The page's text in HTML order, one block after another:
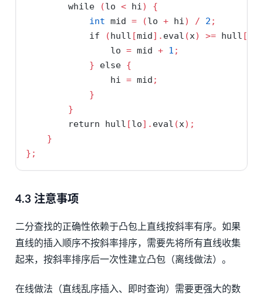
while
(lo < hi)
{
int mid = (lo + hi) / 2 ;
if
(hull [mid]. eval (x) >= hull [
                lo
= mid + 1 ;
}
else {
                hi
= mid ;
}
}
return hull [lo]. eval (x);
}
};
4.3 注意事项
二分查找的正确性依赖于凸包上直线按斜率有序。如果
直线的插入顺序不按斜率排序，需要先将所有直线收集
起来，按斜率排序后一次性建立凸包（离线做法）。
在线做法（直线乱序插入、即时查询）需要更强大的数